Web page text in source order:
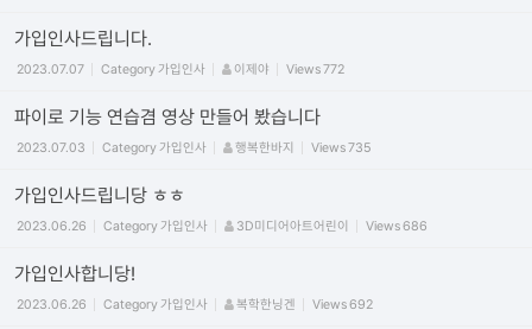
가입인사드립니다.
2023.07.07 Category가입인사 이제야 Views772
파이로 기능 연습겸 영상 만들어 봤습니다
2023.07.03 Category가입인사 행복한바지 Views735
가입인사드립니당 ㅎㅎ
2023.06.26 Category가입인사 3D미디어아트어린이 Views686
가입인사합니당!
2023.06.26 Category가입인사 복학한닝겐 Views692